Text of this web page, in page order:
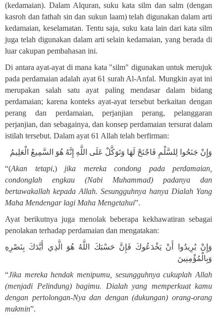
(kedamaian). Dalam Alquran, suku kata silm dan salm (dengan
kasroh dan fathah sin dan sukun laam) telah digunakan dalam arti
kedamaian, keselamatan. Tentu saja, suku kata lain dari kata silm
juga telah digunakan dalam arti selain kedamaian, yang berada di
luar cakupan pembahasan ini.
Di antara ayat-ayat di mana kata "silm" digunakan untuk merujuk
pada perdamaian adalah ayat 61 surah Al-Anfal. Mungkin ayat ini
merupakan salah satu ayat paling mendasar dalam bidang
perdamaian; karena konteks ayat-ayat tersebut berkaitan dengan
perang dan perdamaian, perjanjian perang, pelanggaran
perjanjian, dan sebagainya, dan konsep perdamaian tersurat dalam
istilah tersebut. Dalam ayat 61 Allah telah berfirman:
وَإِنْ جَنَحُوا لِلسَّلْمِ فَاجْنَحْ لَهَا وَتَوَكَّلْ عَلَى اللَّهِ إِنَّهُ هُوَ السَّمِيعُ الْعَلِيمُ
“(Akan tetapi,) jika mereka condong pada perdamaian,
condonglah engkau (Nabi Muhammad) padanya dan
bertawakallah kepada Allah. Sesungguhnya hanya Dialah Yang
Maha Mendengar lagi Maha Mengetahui”.
Ayat berikutnya juga menolak beberapa kekhawatiran sebagai
penolakan terhadap perdamaian dan mengatakan:
وَإِنْ يُرِيدُوا أَنْ يَخْدَعُوكَ فَإِنَّ حَسْبَكَ اللَّهُ هُوَ الَّذِي أَيَّدَكَ بِنَصْرِهِ
وَبِالْمُؤْمِنِينَ
“Jika mereka hendak menipumu, sesungguhnya cukuplah Allah
(menjadi Pelindung) bagimu. Dialah yang memperkuat kamu
dengan pertolongan-Nya dan dengan (dukungan) orang-orang
mukmin”.